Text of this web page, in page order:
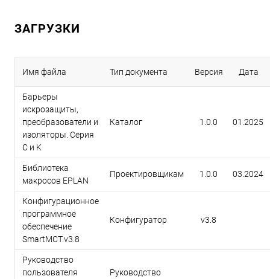
ЗАГРУЗКИ
Имя файла Тип документа Версия Дата
Барьеры
искрозащиты,
преобразователи и
изоляторы. Серия
C и K
Каталог 1.0.0 01.2025
Библиотека
макросов EPLAN
Проектировщикам 1.0.0 03.2024
Конфигурационное
программное
обеспечение
SmartMCT.v3.8
Конфигуратор v3.8
Руководство
пользователя
Руководство